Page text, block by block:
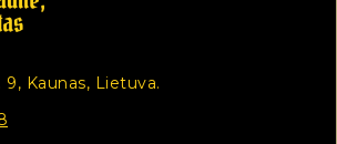
9, Kaunas, Lietuva.